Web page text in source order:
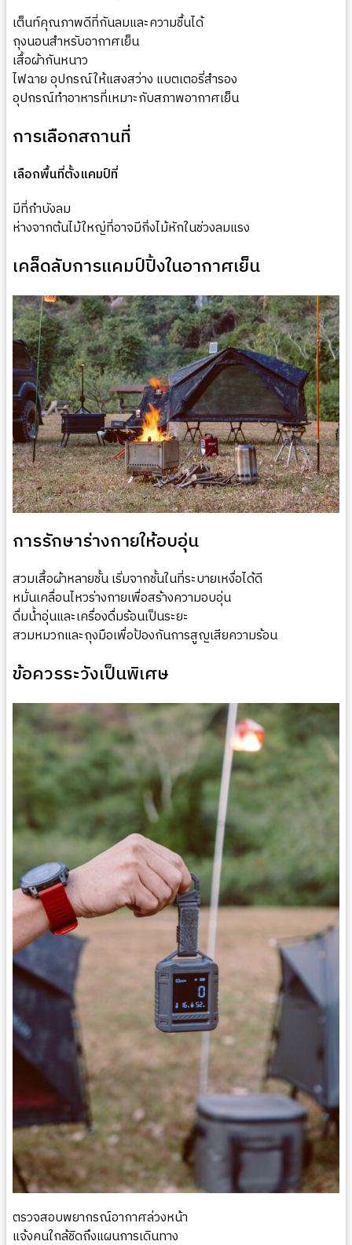
เต็นท์คุณภาพดีที่กันลมและความชื้นได้
ถุงนอนสำหรับอากาศเย็น
เสื้อผ้ากันหนาว
ไฟฉาย อุปกรณ์ให้แสงสว่าง แบตเตอรี่สำรอง
อุปกรณ์ทำอาหารที่เหมาะกับสภาพอากาศเย็น
การเลือกสถานที่
เลือกพื้นที่ตั้งแคมป์ที่
มีที่กำบังลม
ห่างจากต้นไม้ใหญ่ที่อาจมีกิ่งไม้หักในช่วงลมแรง
เคล็ดลับการแคมป์ปิ้งในอากาศเย็น
การรักษาร่างกายให้อบอุ่น
สวมเสื้อผ้าหลายชั้น เริ่มจากชั้นในที่ระบายเหงื่อได้ดี
หมั่นเคลื่อนไหวร่างกายเพื่อสร้างความอบอุ่น
ดื่มน้ำอุ่นและเครื่องดื่มร้อนเป็นระยะ
สวมหมวกและถุงมือเพื่อป้องกันการสูญเสียความร้อน
ข้อควรระวังเป็นพิเศษ
ตรวจสอบพยากรณ์อากาศล่วงหน้า
แจ้งคนใกล้ชิดถึงแผนการเดินทาง